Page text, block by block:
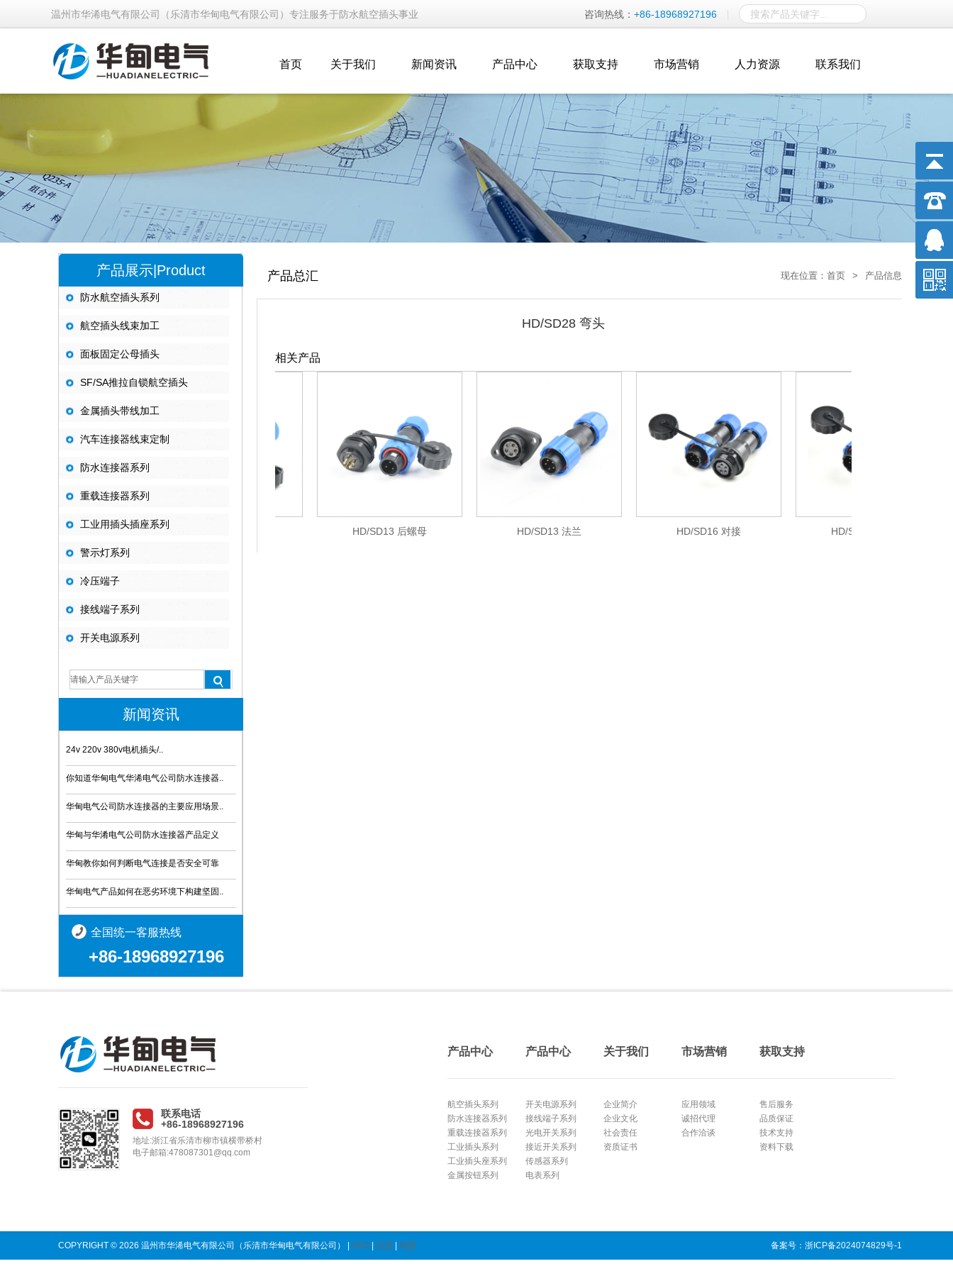
温州市华浠电气有限公司（乐清市华甸电气有限公司）专注服务于防水航空插头事业 咨询热线： +86-18968927196
首页 关于我们 新闻资讯 产品中心 获取支持 市场营销 人力资源 联系我们
产品展示|Product
防水航空插头系列
航空插头线束加工
面板固定公母插头
SF/SA推拉自锁航空插头
金属插头带线加工
汽车连接器线束定制
防水连接器系列
重载连接器系列
工业用插头插座系列
警示灯系列
冷压端子
接线端子系列
开关电源系列
新闻资讯
24v 220v 380v电机插头/..
你知道华甸电气华浠电气公司防水连接器..
华甸电气公司防水连接器的主要应用场景..
华甸与华淆电气公司防水连接器产品定义
华甸教你如何判断电气连接是否安全可靠
华甸电气产品如何在恶劣环境下构建坚固..
全国统一客服热线
+86-18968927196
产品总汇 现在位置： 首页 > 产品信息
HD/SD28 弯头
相关产品
HD/SD13 后螺母 HD/SD13 法兰 HD/SD16 对接 HD/SD16 后螺母
联系电话
+86-18968927196
地址:浙江省乐清市柳市镇横带桥村
电子邮箱:478087301@qq.com
产品中心 产品中心 关于我们 市场营销 获取支持
航空插头系列
防水连接器系列
重载连接器系列
工业插头系列
工业插头座系列
金属按钮系列
开关电源系列
接线端子系列
光电开关系列
接近开关系列
传感器系列
电表系列
企业简介
企业文化
社会责任
资质证书
应用领域
诚招代理
合作洽谈
售后服务
品质保证
技术支持
资料下载
COPYRIGHT © 2026 温州市华浠电气有限公司（乐清市华甸电气有限公司） | SEO 百度 地图 备案号：浙ICP备2024074829号-1